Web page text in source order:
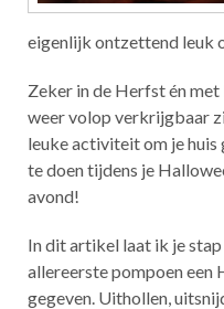
eigenlijk ontzettend leuk
Zeker in de Herfst én
weer volop verkrijgbaar
leuke activiteit om je
te doen tijdens je
avond!
In dit artikel laat ik je
allereerste pompoen een
gegeven. Uithollen,